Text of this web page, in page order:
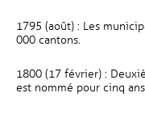
1795 (août) : Les
000 cantons.
1800 (17 février) :
est nommé pour cinq